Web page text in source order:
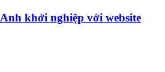
khởi nghiệp với website